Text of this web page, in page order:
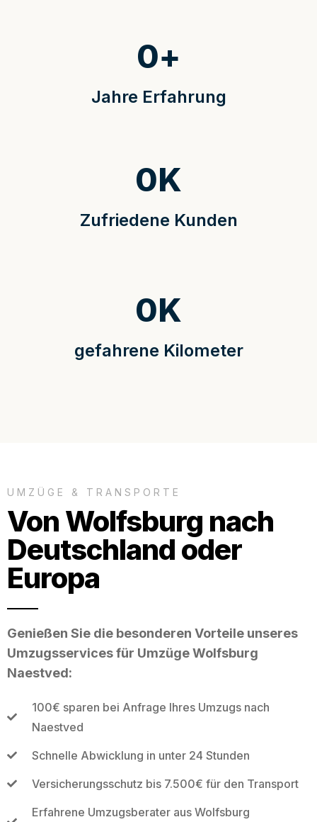
Jahre Erfahrung
0+
Zufriedene Kunden
0K
gefahrene Kilometer
0K
UMZÜGE & TRANSPORTE
Von Wolfsburg nach
Deutschland oder
Europa
Genießen Sie die besonderen Vorteile unseres
Umzugsservices für Umzüge Wolfsburg
Naestved:
100€ sparen bei Anfrage Ihres Umzugs nach
Naestved
Schnelle Abwicklung in unter 24 Stunden
Versicherungsschutz bis 7.500€ für den Transport
Erfahrene Umzugsberater aus Wolfsburg